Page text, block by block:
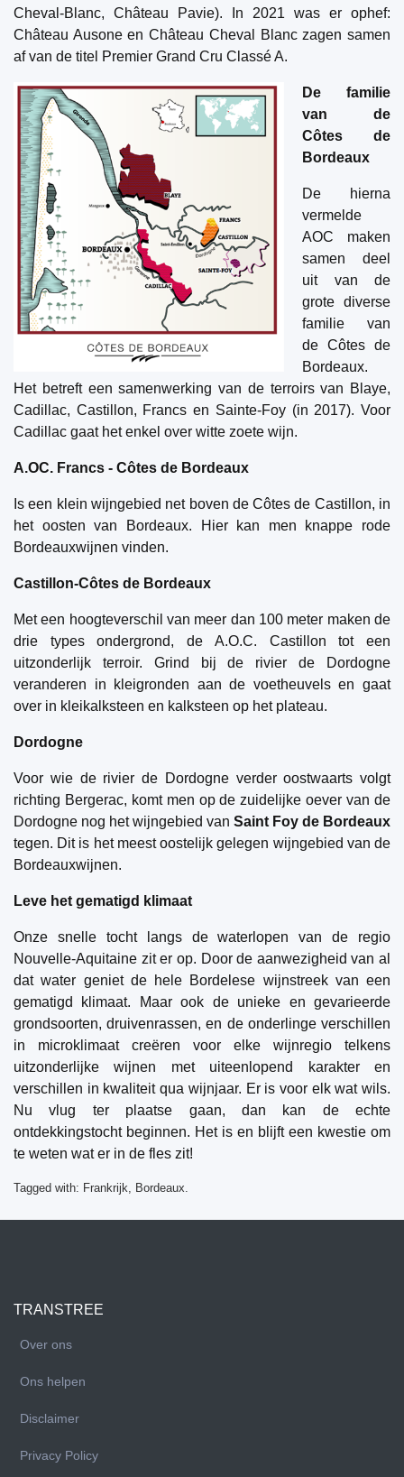
Cheval-Blanc, Château Pavie). In 2021 was er ophef:
Château Ausone en Château Cheval Blanc zagen samen
af van de titel Premier Grand Cru Classé A.
De familie
van de
Côtes de
Bordeaux
De hierna
vermelde
AOC maken
samen deel
uit van de
grote diverse
familie van
de Côtes de
Bordeaux.
Het betreft een samenwerking van de terroirs van Blaye,
Cadillac, Castillon, Francs en Sainte-Foy (in 2017). Voor
Cadillac gaat het enkel over witte zoete wijn.
A.OC. Francs - Côtes de Bordeaux
Is een klein wijngebied net boven de Côtes de Castillon, in
het oosten van Bordeaux. Hier kan men knappe rode
Bordeauxwijnen vinden.
Castillon-Côtes de Bordeaux
Met een hoogteverschil van meer dan 100 meter maken de
drie types ondergrond, de A.O.C. Castillon tot een
uitzonderlijk terroir. Grind bij de rivier de Dordogne
veranderen in kleigronden aan de voetheuvels en gaat
over in kleikalksteen en kalksteen op het plateau.
Dordogne
Voor wie de rivier de Dordogne verder oostwaarts volgt
richting Bergerac, komt men op de zuidelijke oever van de
Dordogne nog het wijngebied van Saint Foy de Bordeaux
tegen. Dit is het meest oostelijk gelegen wijngebied van de
Bordeauxwijnen.
Leve het gematigd klimaat
Onze snelle tocht langs de waterlopen van de regio
Nouvelle-Aquitaine zit er op. Door de aanwezigheid van al
dat water geniet de hele Bordelese wijnstreek van een
gematigd klimaat. Maar ook de unieke en gevarieerde
grondsoorten, druivenrassen, en de onderlinge verschillen
in microklimaat creëren voor elke wijnregio telkens
uitzonderlijke wijnen met uiteenlopend karakter en
verschillen in kwaliteit qua wijnjaar. Er is voor elk wat wils.
Nu vlug ter plaatse gaan, dan kan de echte
ontdekkingstocht beginnen. Het is en blijft een kwestie om
te weten wat er in de fles zit!
Tagged with: Frankrijk, Bordeaux.
TRANSTREE
Over ons
Ons helpen
Disclaimer
Privacy Policy